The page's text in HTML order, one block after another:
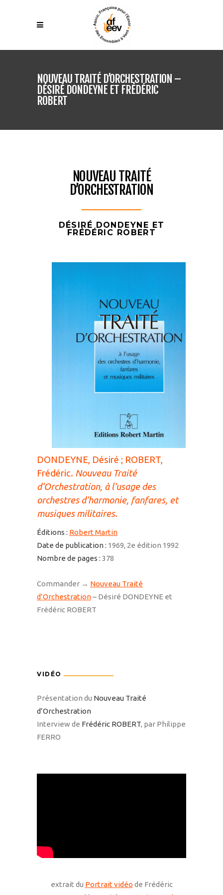
NOUVEAU TRAITÉ D’ORCHESTRATION –
DÉSIRÉ DONDEYNE ET FRÉDÉRIC
ROBERT
NOUVEAU TRAITÉ
D’ORCHESTRATION
DÉSIRÉ DONDEYNE ET
FRÉDÉRIC ROBERT
DONDEYNE, Désiré ; ROBERT,
Frédéric. Nouveau Traité
d’Orchestration, à l’usage des
orchestres d’harmonie, fanfares, et
musiques militaires.
Éditions : Robert Martin
Date de publication : 1969, 2e édition 1992
Nombre de pages : 378
Commander → Nouveau Traité
d’Orchestration– Désiré DONDEYNE et
Frédéric ROBERT
VIDÉO
Présentation du Nouveau Traité
d’Orchestration
Interview de Frédéric ROBERT, par Philippe
FERRO
extrait du Portrait vidéo de Frédéric